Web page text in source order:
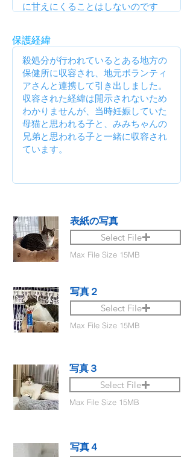
保護経緯
表紙の写真
Select File
Max File Size 15MB
写真２
Select File
Max File Size 15MB
写真３
Select File
Max File Size 15MB
写真４